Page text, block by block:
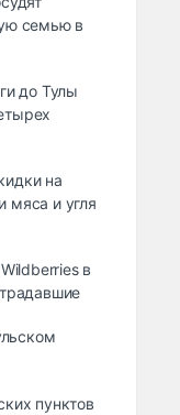
семью в
до Тулы
на
мяса и угля
в
пунктов